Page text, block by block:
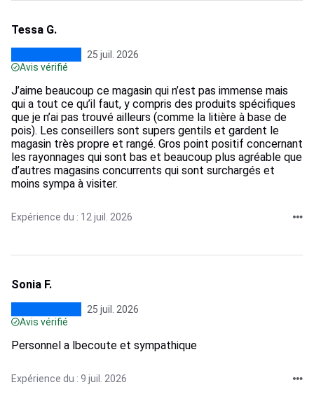
Tessa G.
25 juil. 2026
Avis vérifié
J’aime beaucoup ce magasin qui n’est pas immense mais
qui a tout ce qu’il faut, y compris des produits spécifiques
que je n’ai pas trouvé ailleurs (comme la litière à base de
pois). Les conseillers sont supers gentils et gardent le
magasin très propre et rangé. Gros point positif concernant
les rayonnages qui sont bas et beaucoup plus agréable que
d’autres magasins concurrents qui sont surchargés et
moins sympa à visiter.
Expérience du : 12 juil. 2026
Sonia F.
25 juil. 2026
Avis vérifié
Personnel a lbecoute et sympathique
Expérience du : 9 juil. 2026